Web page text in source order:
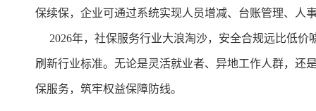
保续保，企业可通过系统实现人员增减、台账管理、人
2026年，社保服务行业大浪淘沙，安全合规远比低价
刷新行业标准。无论是灵活就业者、异地工作人群，还
保服务，筑牢权益保障防线。